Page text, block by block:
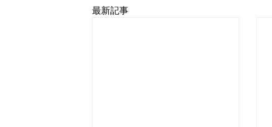
最新記事